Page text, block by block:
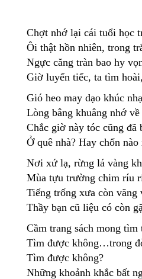
Chợt nhớ lại cái tuổi học
Ôi thật hồn nhiên, trong
Ngực căng tràn bao hy
Giờ luyến tiếc, ta tìm
Gió heo may dạo khúc
Lòng bâng khuâng nhớ
Chắc giờ này tóc cũng đã
Ở quê nhà? Hay chốn nào
Nơi xứ lạ, rừng lá vàng
Mùa tựu trường chim ríu
Tiếng trống xưa còn văng
Thầy bạn cũ liệu có còn
Cầm trang sách mong
Tìm được không…trong
Tìm được không?
Những khoảnh khắc bất